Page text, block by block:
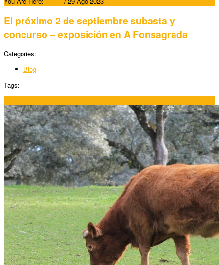
El próximo 2 de septiembre subasta y
concurso – exposición en A Fonsagrada
Categories:
Blog
Tags: